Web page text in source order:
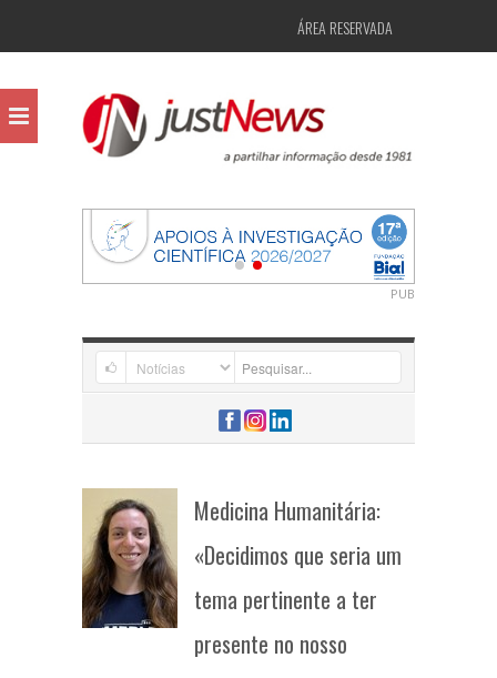
ÁREA RESERVADA
PUB
Medicina Humanitária:
«Decidimos que seria um
tema pertinente a ter
presente no nosso